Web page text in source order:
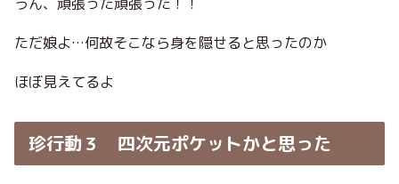
ただ娘よ…何故そこなら身を隠せると思ったのか
ほぼ見えてるよ
珍行動３ 四次元ポケットかと思った